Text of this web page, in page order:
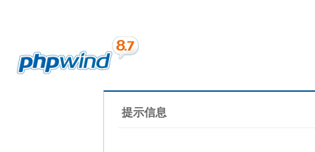
提示信息